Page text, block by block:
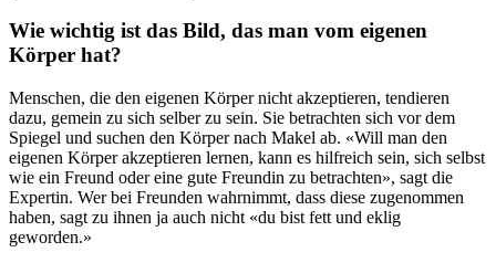
Wie wichtig ist das Bild, das man vom eigenen
Körper hat?
Menschen, die den eigenen Körper nicht akzeptieren, tendieren
dazu, gemein zu sich selber zu sein. Sie betrachten sich vor dem
Spiegel und suchen den Körper nach Makel ab. «Will man den
eigenen Körper akzeptieren lernen, kann es hilfreich sein, sich selbst
wie ein Freund oder eine gute Freundin zu betrachten», sagt die
Expertin. Wer bei Freunden wahrnimmt, dass diese zugenommen
haben, sagt zu ihnen ja auch nicht «du bist fett und eklig
geworden.»